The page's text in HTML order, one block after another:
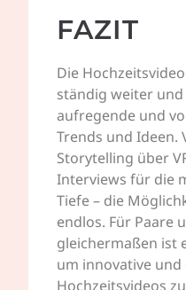
FAZIT
Die
ständig weiter
aufregende und
Trends und Ideen.
Storytelling über
Interviews für die
Tiefe – die
endlos. Für Paare
gleichermaßen ist
um innovative
Hochzeitsvideos